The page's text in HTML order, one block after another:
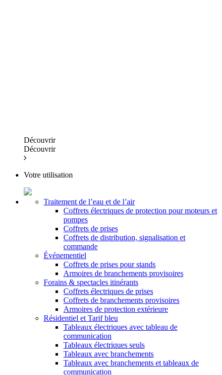
Découvrir
Découvrir
Votre utilisation
Traitement de l’eau et de l’air
Coffrets électriques de protection pour moteurs et
pompes
Coffrets de prises
Coffrets de distribution, signalisation et
commande
Événementiel
Coffrets de prises pour stands
Armoires de branchements provisoires
Forains & spectacles itinérants
Coffrets électriques de prises
Coffrets de branchements provisoires
Armoires de protection extérieure
Résidentiel et Tarif bleu
Tableaux électriques avec tableau de
communication
Tableaux électriques seuls
Tableaux avec branchements
Tableaux avec branchements et tableaux de
communication